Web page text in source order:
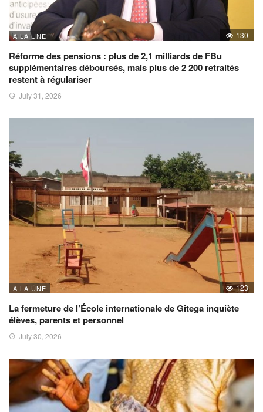
A LA UNE 130
Réforme des pensions : plus de 2,1 milliards de FBu
supplémentaires déboursés, mais plus de 2 200 retraités
restent à régulariser
July 31, 2026
A LA UNE 123
La fermeture de l’École internationale de Gitega inquiète
élèves, parents et personnel
July 30, 2026